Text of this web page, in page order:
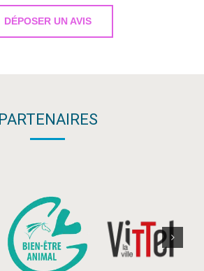
DÉPOSER UN AVIS
PARTENAIRES